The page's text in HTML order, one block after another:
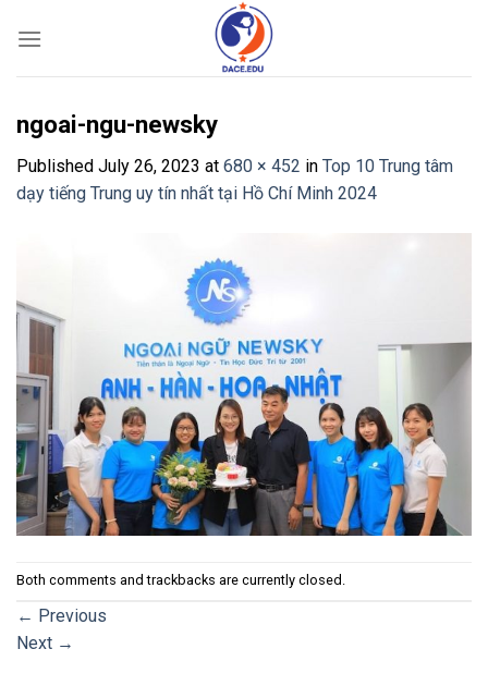
ngoai-ngu-newsky
Published July 26, 2023 at 680 × 452 in Top 10 Trung tâm
dạy tiếng Trung uy tín nhất tại Hồ Chí Minh 2024
Both comments and trackbacks are currently closed.
← Previous
Next →